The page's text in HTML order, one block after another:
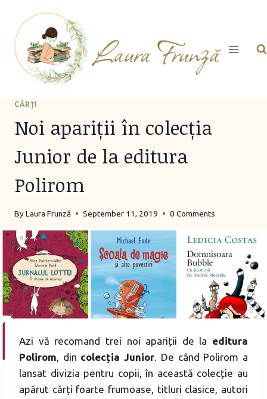
content
CĂRŢI
Noi apariții în colecția
Junior de la editura
Polirom
ByLaura Frunză September 11, 2019 0 Comments
Azi vă recomand trei noi apariții de la editura
Polirom, din colecția Junior. De când Polirom a
lansat divizia pentru copii, în această colecție au
apărut cărți foarte frumoase, titluri clasice, autori